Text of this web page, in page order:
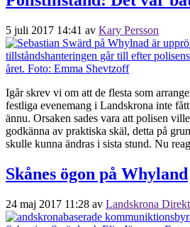
5 juli 2017 14:41 av Kary Persson
Igår skrev vi om att de flesta som
festliga evenemang i Landskrona inte
ännu. Orsaken sades vara att polisen
godkänna av praktiska skäl, detta på
skulle kunna ändras i sista stund. Nu
Skånes ögon på Whyland
24 maj 2017 11:28 av Landskrona Direkt